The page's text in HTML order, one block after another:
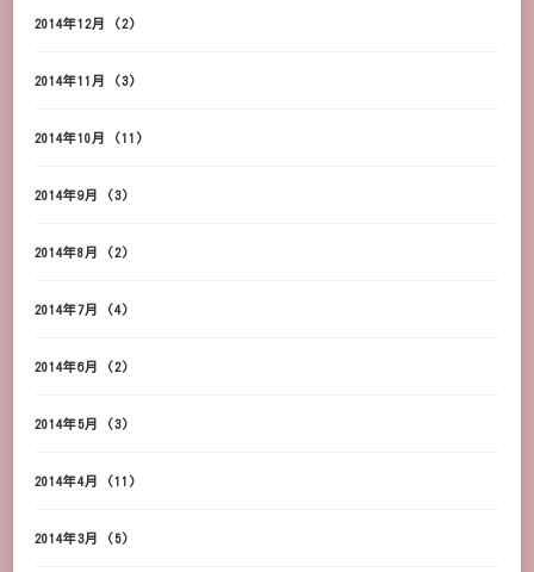
2014年12月 (2)
2014年11月 (3)
2014年10月 (11)
2014年9月 (3)
2014年8月 (2)
2014年7月 (4)
2014年6月 (2)
2014年5月 (3)
2014年4月 (11)
2014年3月 (5)